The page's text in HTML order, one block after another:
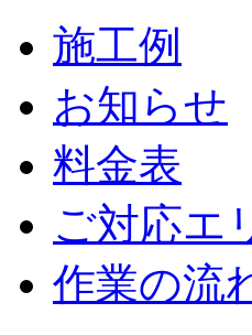
施工例
お知らせ
料金表
ご対応エ
作業の流